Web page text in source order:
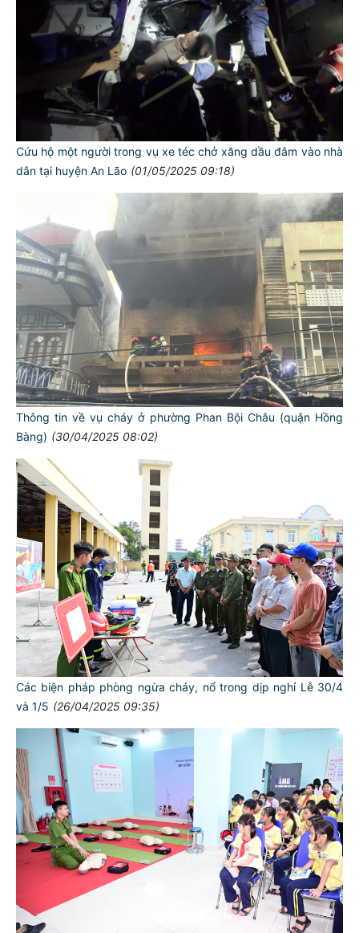
Cứu hộ một người trong vụ xe téc chở xăng dầu đâm vào nhà
dân tại huyện An Lão (01/05/2025 09:18)
Thông tin về vụ cháy ở phường Phan Bội Châu (quận Hồng
Bàng) (30/04/2025 08:02)
Các biện pháp phòng ngừa cháy, nổ trong dịp nghỉ Lễ 30/4
và 1/5 (26/04/2025 09:35)
TƯ CÁCH
NGƯỜI CÔNG AN CÁCH MỆNH LÀ:
Đối với tự mình, phải
CẦN, KIỆM, LIÊM, CHÍNH